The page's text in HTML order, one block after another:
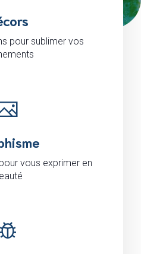
pour sublimer vos
vous exprimer en